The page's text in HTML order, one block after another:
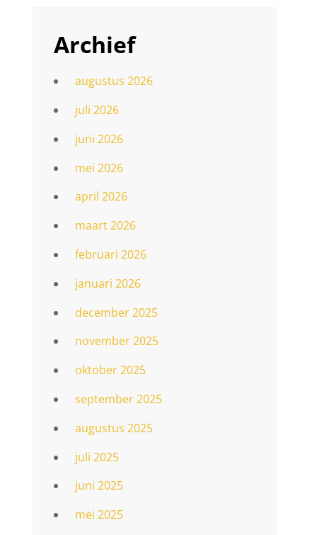
Archief
augustus 2026
juli 2026
juni 2026
mei 2026
april 2026
maart 2026
februari 2026
januari 2026
december 2025
november 2025
oktober 2025
september 2025
augustus 2025
juli 2025
juni 2025
mei 2025